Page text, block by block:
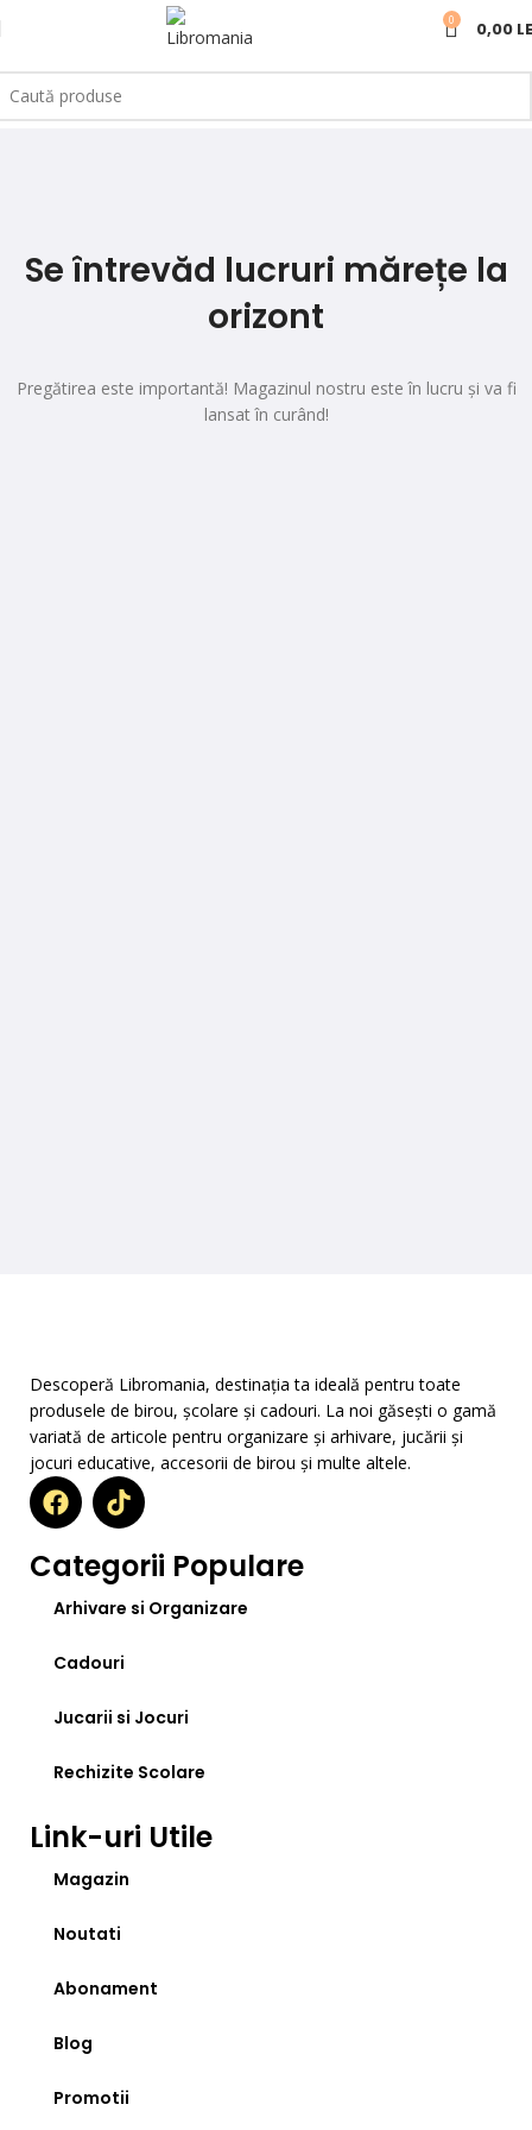
0 0,00
Se întrevăd lucruri mărețe la
orizont
Pregătirea este importantă! Magazinul nostru este în lucru și va fi
lansat în curând!
Descoperă Libromania, destinația ta ideală pentru toate
produsele de birou, școlare și cadouri. La noi găsești o gamă
variată de articole pentru organizare și arhivare, jucării și
jocuri educative, accesorii de birou și multe altele.
Categorii Populare
Arhivare si Organizare
Cadouri
Jucarii si Jocuri
Rechizite Scolare
Link-uri Utile
Magazin
Noutati
Abonament
Blog
Promotii